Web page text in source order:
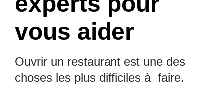
vous aider
Ouvrir un restaurant est une des
choses les plus difficiles à faire.